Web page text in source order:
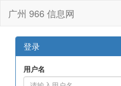
广州 966 信息网